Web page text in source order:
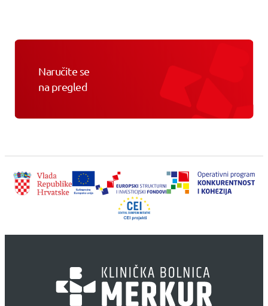
Naručite se
na pregled